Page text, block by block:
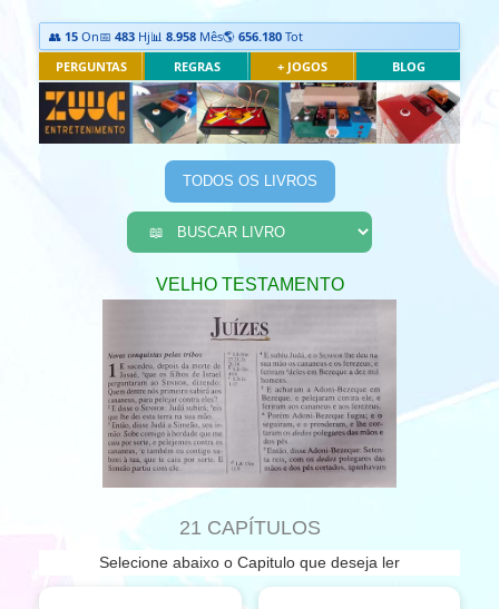
👥 15 On📅 483 Hj📊 8.958 Mês🌎 656.180 Tot
PERGUNTAS
REGRAS + JOGOS BLOG
TODOS OS LIVROS
VELHO TESTAMENTO
21 CAPÍTULOS
Selecione abaixo o Capitulo que deseja ler